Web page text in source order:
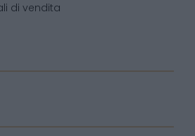
di vendita